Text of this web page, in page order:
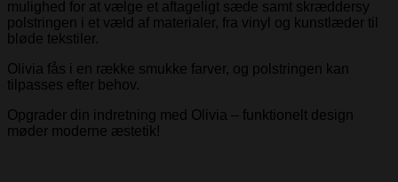
mulighed for at vælge et aftageligt sæde samt skræddersy
polstringen i et væld af materialer, fra vinyl og kunstlæder til
bløde tekstiler.
Olivia fås i en række smukke farver, og polstringen kan
tilpasses efter behov.
Opgrader din indretning med Olivia – funktionelt design
møder moderne æstetik!